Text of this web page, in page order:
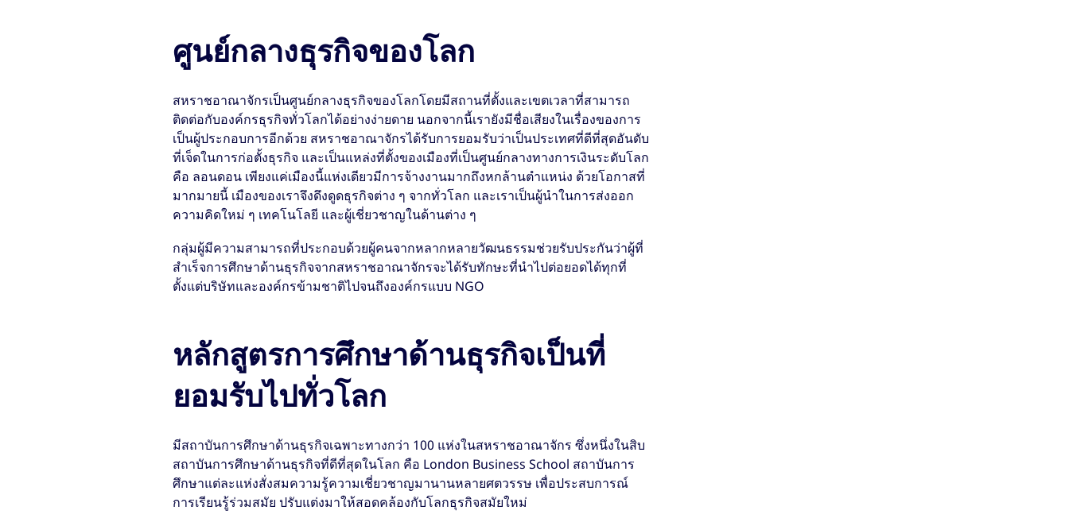
ศูนย์กลางธุรกิจของโลก
สหราชอาณาจักรเป็นศูนย์กลางธุรกิจของโลกโดยมีสถานที่ตั้งและเขตเวลาที่สามารถ
ติดต่อกับองค์กรธุรกิจทั่วโลกได้อย่างง่ายดาย นอกจากนี้เรายังมีชื่อเสียงในเรื่องของการ
เป็นผู้ประกอบการอีกด้วย สหราชอาณาจักรได้รับการยอมรับว่าเป็นประเทศที่ดีที่สุดอันดับ
ที่เจ็ดในการก่อตั้งธุรกิจ และเป็นแหล่งที่ตั้งของเมืองที่เป็นศูนย์กลางทางการเงินระดับโลก
คือ ลอนดอน เพียงแค่เมืองนี้แห่งเดียวมีการจ้างงานมากถึงหกล้านตำแหน่ง ด้วยโอกาสที่
มากมายนี้ เมืองของเราจึงดึงดูดธุรกิจต่าง ๆ จากทั่วโลก และเราเป็นผู้นำในการส่งออก
ความคิดใหม่ ๆ เทคโนโลยี และผู้เชี่ยวชาญในด้านต่าง ๆ
กลุ่มผู้มีความสามารถที่ประกอบด้วยผู้คนจากหลากหลายวัฒนธรรมช่วยรับประกันว่าผู้ที่
สำเร็จการศึกษาด้านธุรกิจจากสหราชอาณาจักรจะได้รับทักษะที่นำไปต่อยอดได้ทุกที่
ตั้งแต่บริษัทและองค์กรข้ามชาติไปจนถึงองค์กรแบบ NGO
หลักสูตรการศึกษาด้านธุรกิจเป็นที่
ยอมรับไปทั่วโลก
มีสถาบันการศึกษาด้านธุรกิจเฉพาะทางกว่า 100 แห่งในสหราชอาณาจักร ซึ่งหนึ่งในสิบ
สถาบันการศึกษาด้านธุรกิจที่ดีที่สุดในโลก คือ London Business School สถาบันการ
ศึกษาแต่ละแห่งสั่งสมความรู้ความเชี่ยวชาญมานานหลายศตวรรษ เพื่อประสบการณ์
การเรียนรู้ร่วมสมัย ปรับแต่งมาให้สอดคล้องกับโลกธุรกิจสมัยใหม่